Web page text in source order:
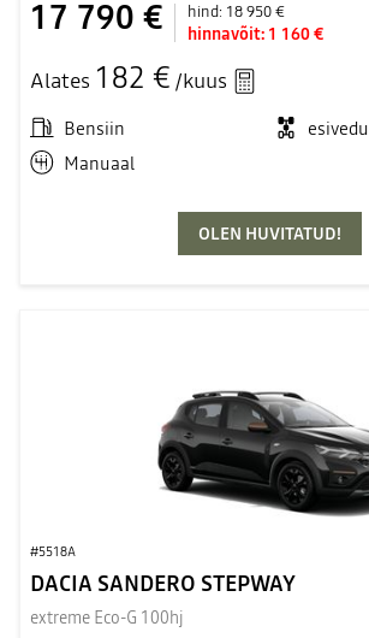
17 790 € hind: 18 950 €
hinnavõit: 1 160 €
Alates 182 € /kuus
Bensiin
esivedu
Manuaal
OLEN HUVITATUD!
#5518A
DACIA SANDERO STEPWAY
extreme Eco-G 100hj